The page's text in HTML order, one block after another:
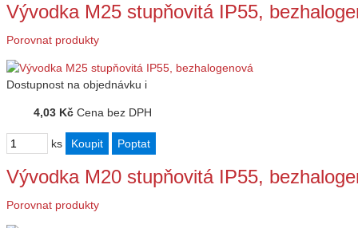
Vývodka M25 stupňovitá IP55,
Porovnat produkty
Dostupnost na objednávku i
4,03 Kč Cena bez DPH
ks
Vývodka M20 stupňovitá IP55,
Porovnat produkty